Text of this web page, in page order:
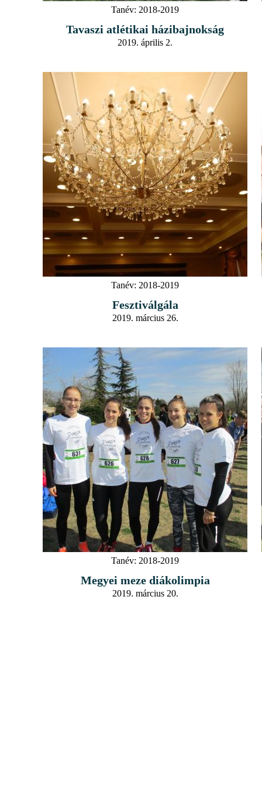
Tanév: 2018-2019
Tavaszi atlétikai házibajnokság
2019. április 2.
Tanév: 2018-2019
Fesztiválgála
2019. március 26.
Tanév: 2018-2019
Megyei meze diákolimpia
2019. március 20.